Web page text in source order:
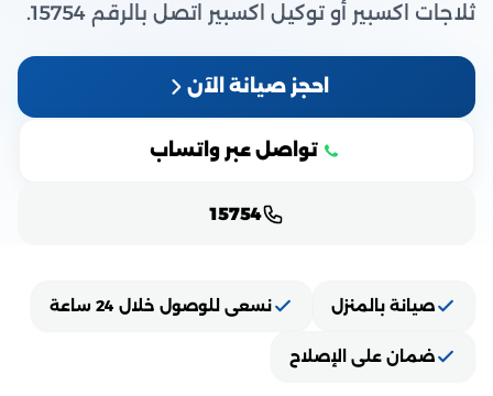
ثلاجات اكسبير أو توكيل اكسبير اتصل بالرقم 15754.
احجز صيانة الآن
تواصل عبر واتساب
15754
صيانة بالمنزل نسعى للوصول خلال 24 ساعة
ضمان على الإصلاح